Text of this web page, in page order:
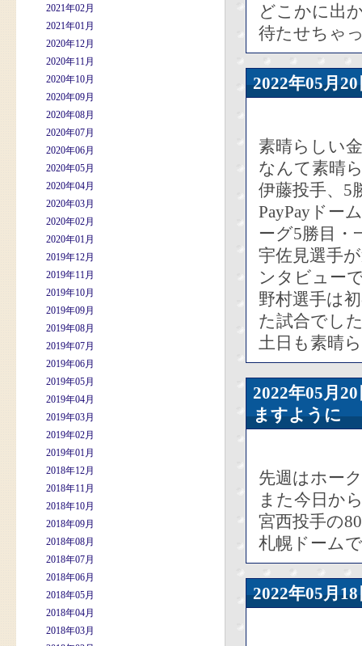
2021年02月
2021年01月
2020年12月
2020年11月
2020年10月
2020年09月
2020年08月
2020年07月
2020年06月
2020年05月
2020年04月
2020年03月
2020年02月
2020年01月
2019年12月
2019年11月
2019年10月
2019年09月
2019年08月
2019年07月
2019年06月
2019年05月
2019年04月
2019年03月
2019年02月
2019年01月
2018年12月
2018年11月
2018年10月
2018年09月
2018年08月
2018年07月
2018年06月
2018年05月
2018年04月
2018年03月
どこかに出
待たせちゃ
2022年05
素晴らしい
なんて素晴
伊藤投手、5
PayPayドー
ーグ5勝目・
宇佐見選手
ンタビュー
野村選手は
た試合でし
土日も素晴
2022年05
ますように
先週はホー
また今日か
宮西投手の
札幌ドーム
2022年05